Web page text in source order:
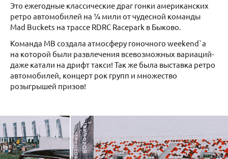
Это ежегодные классические драг гонки американских
ретро автомобилей на ¼ мили от чудесной команды
Mad Buckets на трассе RDRC Racepark в Быково.
Команда MB создала атмосферу гоночного weekend`а
на которой были развлечения всевозможных вариаций-
даже катали на дрифт такси! Так же была выставка ретро
автомобилей, концерт рок групп и множество
розыгрышей призов!